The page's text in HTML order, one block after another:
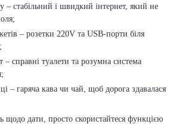
– стабільний і швидкий інтернет, який не
– розетки 220V та USB-порти біля
– справні туалети та розумна система
– гаряча кава чи чай, щоб дорога здавалася
щодо дати, просто скористайтеся функцією